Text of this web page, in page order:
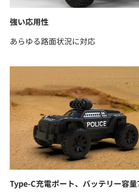
強い応用性
あらゆる路面状況に対応
Type-C充電ポート、バッテリー容